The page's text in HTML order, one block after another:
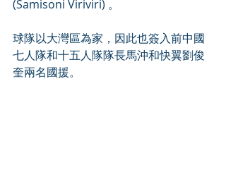
(Samisoni Viriviri) 。
球隊以大灣區為家，因此也簽入前中國
七人隊和十五人隊隊長馬沖和快翼劉俊
奎兩名國援。